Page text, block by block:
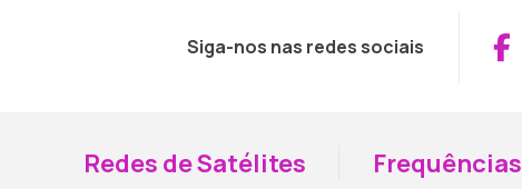
Siga-nos nas redes sociais
Redes de Satélites Frequências